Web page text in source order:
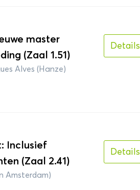
master
(Zaal 1.51)
Alves (Hanze)
Details
Inclusief
(Zaal 2.41)
Amsterdam)
Details